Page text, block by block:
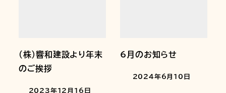
（株）響和建設より年末
のご挨拶
2023年12月16日
6月のお知らせ
2024年6月10日